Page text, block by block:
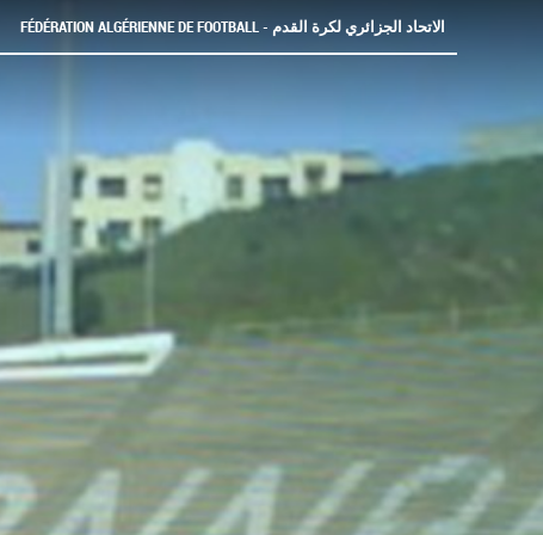
FÉDÉRATION ALGÉRIENNE DE FOOTBALL - الاتحاد الجزائري لكرة القدم